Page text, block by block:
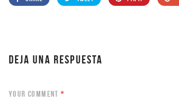
DEJA UNA RESPUESTA
YOUR COMMENT*